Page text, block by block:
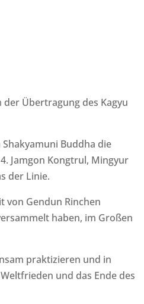
Übertragung des Kagyu
Buddha die
Jamgon Kongtrul, Mingyur
der Linie.
von Gendun Rinchen
haben, im Großen
praktizieren und in
und das Ende des